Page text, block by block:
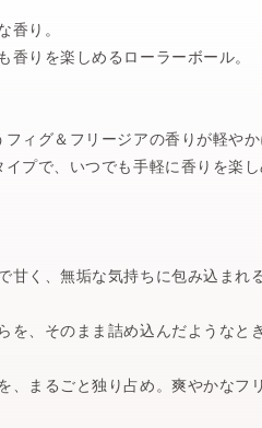
香り。
りを楽しめるローラーボール。
ィグ＆フリージアの香りが軽や
プで、いつでも手軽に香りを楽し
く、無垢な気持ちに包み込まれ
、そのまま詰め込んだようなと
まるごと独り占め。爽やかなフ